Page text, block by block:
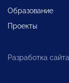
Образование
Проекты
Разработка